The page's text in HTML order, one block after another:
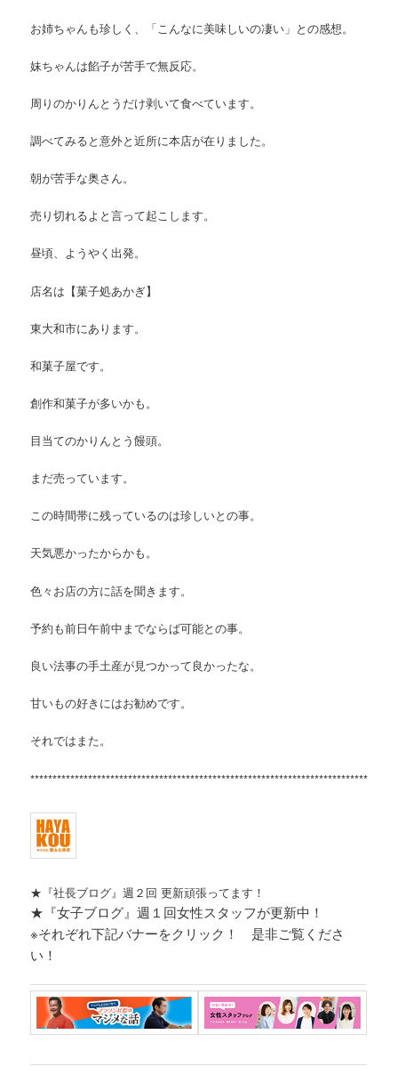
お姉ちゃんも珍しく、「こんなに美味しいの凄い」との感想。
妹ちゃんは餡子が苦手で無反応。
周りのかりんとうだけ剥いて食べています。
調べてみると意外と近所に本店が在りました。
朝が苦手な奥さん。
売り切れるよと言って起こします。
昼頃、ようやく出発。
店名は【菓子処あかぎ】
東大和市にあります。
和菓子屋です。
創作和菓子が多いかも。
目当てのかりんとう饅頭。
まだ売っています。
この時間帯に残っているのは珍しいとの事。
天気悪かったからかも。
色々お店の方に話を聞きます。
予約も前日午前中までならば可能との事。
良い法事の手土産が見つかって良かったな。
甘いもの好きにはお勧めです。
それではまた。
*****************************************************************************
★『社長ブログ』週２回 更新頑張ってます！
★『女子ブログ』週１回女性スタッフが更新中！
※それぞれ下記バナーをクリック！ 是非ご覧くださ
い！